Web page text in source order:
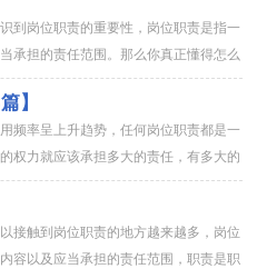
到岗位职责的重要性，岗位职责是指一
承担的责任范围。那么你真正懂得怎么
的学校财务岗位职责，欢迎...
】
频率呈上升趋势，任何岗位职责都是一
权力就应该承担多大的责任，有多大的
开来的做法都会发生问题。...
接触到岗位职责的地方越来越多，岗位
容以及应当承担的责任范围，职责是职